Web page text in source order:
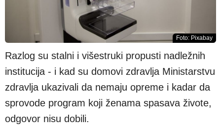
Foto: Pixabay
Razlog su stalni i višestruki propusti nadležnih
institucija - i kad su domovi zdravlja Ministarstvu
zdravlja ukazivali da nemaju opreme i kadar da
sprovode program koji ženama spasava živote,
odgovor nisu dobili.